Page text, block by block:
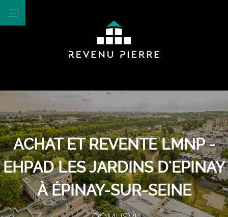
ACHAT ET REVENTE LMNP -
EHPAD LES JARDINS D'EPINAY
À ÉPINAY-SUR-SEINE